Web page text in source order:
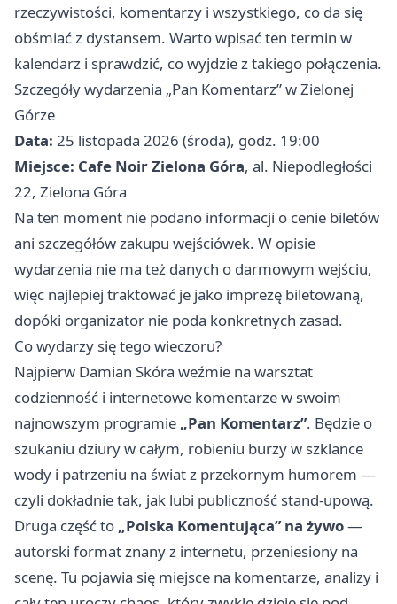
rzeczywistości, komentarzy i wszystkiego, co da się
obśmiać z dystansem. Warto wpisać ten termin w
kalendarz i sprawdzić, co wyjdzie z takiego połączenia.
Szczegóły wydarzenia „Pan Komentarz” w Zielonej
Górze
Data: 25 listopada 2026 (środa), godz. 19:00
Miejsce: Cafe Noir Zielona Góra, al. Niepodległości
22, Zielona Góra
Na ten moment nie podano informacji o cenie biletów
ani szczegółów zakupu wejściówek. W opisie
wydarzenia nie ma też danych o darmowym wejściu,
więc najlepiej traktować je jako imprezę biletowaną,
dopóki organizator nie poda konkretnych zasad.
Co wydarzy się tego wieczoru?
Najpierw Damian Skóra weźmie na warsztat
codzienność i internetowe komentarze w swoim
najnowszym programie „Pan Komentarz”. Będzie o
szukaniu dziury w całym, robieniu burzy w szklance
wody i patrzeniu na świat z przekornym humorem —
czyli dokładnie tak, jak lubi publiczność stand-upową.
Druga część to „Polska Komentująca” na żywo—
autorski format znany z internetu, przeniesiony na
scenę. Tu pojawia się miejsce na komentarze, analizy i